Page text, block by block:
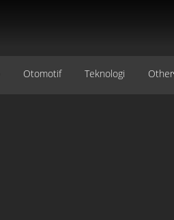
Otomotif Teknologi Other